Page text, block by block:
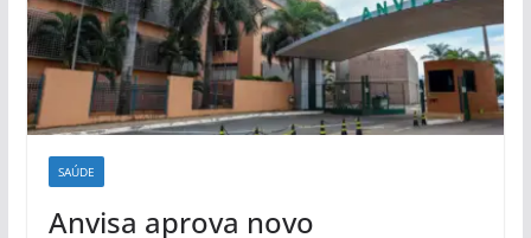
SAÚDE
Anvisa aprova novo